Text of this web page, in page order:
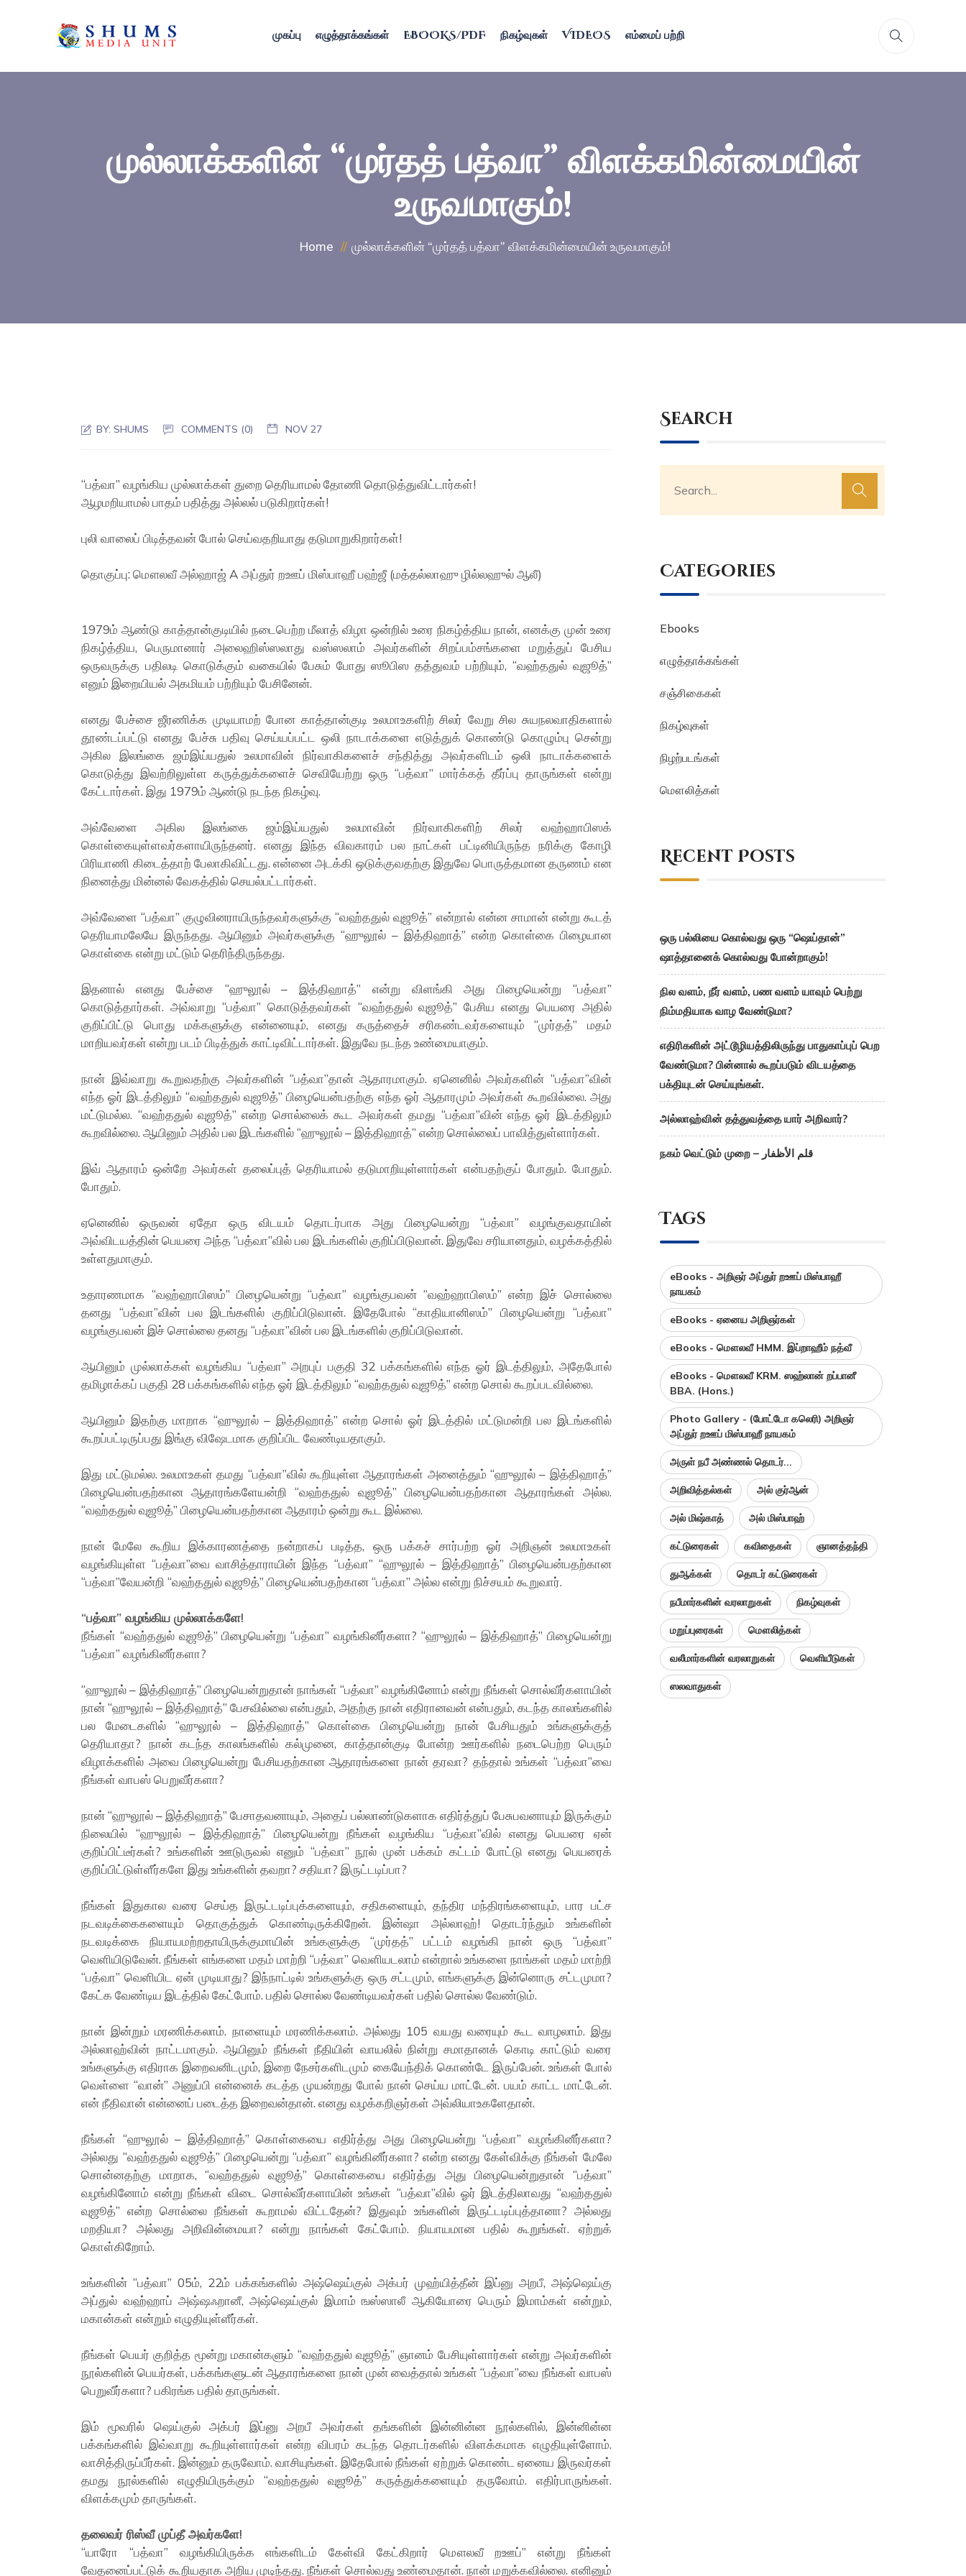
முகப்பு எழுத்தாக்கங்கள் EBOOKS/PDF நிகழ்வுகள் VIDEOS எம்மைப் பற்றி
முல்லாக்களின் “முர்தத் பத்வா” விளக்கமின்மையின்
உருவமாகும்!
Home முல்லாக்களின் “முர்தத் பத்வா” விளக்கமின்மையின் உருவமாகும்!
BY:SHUMS COMMENTS (0) NOV 27
“பத்வா” வழங்கிய முல்லாக்கள் துறை தெரியாமல் தோணி தொடுத்துவிட்டார்கள்!
ஆழமறியாமல் பாதம் பதித்து அல்லல் படுகிறார்கள்!
புலி வாலைப் பிடித்தவன் போல் செய்வதறியாது தடுமாறுகிறார்கள்!
தொகுப்பு: மௌலவீ அல்ஹாஜ் A அப்துர் றஊப் மிஸ்பாஹீ பஹ்ஜீ (மத்தல்லாஹு ழில்லஹுல் ஆலீ)
1979ம் ஆண்டு காத்தான்குடியில் நடைபெற்ற மீலாத் விழா ஒன்றில் உரை நிகழ்த்திய நான், எனக்கு முன் உரை
நிகழ்த்திய, பெருமானார் அலைஹிஸ்ஸலாது வஸ்ஸலாம் அவர்களின் சிறப்பம்சங்களை மறுத்துப் பேசிய
ஒருவருக்கு பதிலடி கொடுக்கும் வகையில் பேசும் போது ஸூபிஸ தத்துவம் பற்றியும், “வஹ்ததுல் வுஜூத்”
எனும் இறையியல் அகமியம் பற்றியும் பேசினேன்.
எனது பேச்சை ஜீரணிக்க முடியாமற் போன காத்தான்குடி உலமாஉகளிற் சிலர் வேறு சில சுயநலவாதிகளால்
தூண்டப்பட்டு எனது பேச்சு பதிவு செய்யப்பட்ட ஒலி நாடாக்களை எடுத்துக் கொண்டு கொழும்பு சென்று
அகில இலங்கை ஜம்இய்யதுல் உலமாவின் நிர்வாகிகளைச் சந்தித்து அவர்களிடம் ஒலி நாடாக்களைக்
கொடுத்து இவற்றிலுள்ள கருத்துக்களைச் செவியேற்று ஒரு “பத்வா” மார்க்கத் தீர்ப்பு தாருங்கள் என்று
கேட்டார்கள். இது 1979ம் ஆண்டு நடந்த நிகழ்வு.
அவ்வேளை அகில இலங்கை ஜம்இய்யதுல் உலமாவின் நிர்வாகிகளிற் சிலர் வஹ்ஹாபிஸக்
கொள்கையுள்ளவர்களாயிருந்தனர். எனது இந்த விவகாரம் பல நாட்கள் பட்டினியிருந்த நரிக்கு கோழி
பிரியாணி கிடைத்தாற் பேலாகிவிட்டது. என்னை அடக்கி ஒடுக்குவதற்கு இதுவே பொருத்தமான தருணம் என
நினைத்து மின்னல் வேகத்தில் செயல்பட்டார்கள்.
அவ்வேளை “பத்வா” குழுவினராயிருந்தவர்களுக்கு “வஹ்ததுல் வுஜூத்” என்றால் என்ன சாமான் என்று கூடத்
தெரியாமலேயே இருந்தது. ஆயினும் அவர்களுக்கு “ஹுலூல் – இத்திஹாத்” என்ற கொள்கை பிழையான
கொள்கை என்று மட்டும் தெரிந்திருந்தது.
இதனால் எனது பேச்சை “ஹுலூல் – இத்திஹாத்” என்று விளங்கி அது பிழையென்று “பத்வா”
கொடுத்தார்கள். அவ்வாறு “பத்வா” கொடுத்தவர்கள் “வஹ்ததுல் வுஜூத்” பேசிய எனது பெயரை அதில்
குறிப்பிட்டு பொது மக்களுக்கு என்னையும், எனது கருத்தைச் சரிகண்டவர்களையும் “முர்தத்” மதம்
மாறியவர்கள் என்று படம் பிடித்துக் காட்டிவிட்டார்கள். இதுவே நடந்த உண்மையாகும்.
நான் இவ்வாறு கூறுவதற்கு அவர்களின் “பத்வா”தான் ஆதாரமாகும். ஏனெனில் அவர்களின் “பத்வா”வின்
எந்த ஓர் இடத்திலும் “வஹ்ததுல் வுஜூத்” பிழையென்பதற்கு எந்த ஓர் ஆதாரமும் அவர்கள் கூறவில்லை. அது
மட்டுமல்ல. “வஹ்ததுல் வுஜூத்” என்ற சொல்லைக் கூட அவர்கள் தமது “பத்வா”வின் எந்த ஓர் இடத்திலும்
கூறவில்லை. ஆயினும் அதில் பல இடங்களில் “ஹுலூல் – இத்திஹாத்” என்ற சொல்லைப் பாவித்துள்ளார்கள்.
இவ் ஆதாரம் ஒன்றே அவர்கள் தலைப்புத் தெரியாமல் தடுமாறியுள்ளார்கள் என்பதற்குப் போதும். போதும்.
போதும்.
ஏனெனில் ஒருவன் ஏதோ ஒரு விடயம் தொடர்பாக அது பிழையென்று “பத்வா” வழங்குவதாயின்
அவ்விடயத்தின் பெயரை அந்த “பத்வா”வில் பல இடங்களில் குறிப்பிடுவான். இதுவே சரியானதும், வழக்கத்தில்
உள்ளதுமாகும்.
உதாரணமாக “வஹ்ஹாபிஸம்” பிழையென்று “பத்வா” வழங்குபவன் “வஹ்ஹாபிஸம்” என்ற இச் சொல்லை
தனது “பத்வா”வின் பல இடங்களில் குறிப்பிடுவான். இதேபோல் “காதியானிஸம்” பிழையென்று “பத்வா”
வழங்குபவன் இச் சொல்லை தனது “பத்வா”வின் பல இடங்களில் குறிப்பிடுவான்.
ஆயினும் முல்லாக்கள் வழங்கிய “பத்வா” அறபுப் பகுதி 32 பக்கங்களில் எந்த ஓர் இடத்திலும், அதேபோல்
தமிழாக்கப் பகுதி 28 பக்கங்களில் எந்த ஓர் இடத்திலும் “வஹ்ததுல் வுஜூத்” என்ற சொல் கூறப்படவில்லை.
ஆயினும் இதற்கு மாறாக “ஹுலூல் – இத்திஹாத்” என்ற சொல் ஓர் இடத்தில் மட்டுமன்றி பல இடங்களில்
கூறப்பட்டிருப்பது இங்கு விஷேடமாக குறிப்பிட வேண்டியதாகும்.
இது மட்டுமல்ல. உலமாஉகள் தமது “பத்வா”வில் கூறியுள்ள ஆதாரங்கள் அனைத்தும் “ஹுலூல் – இத்திஹாத்”
பிழையென்பதற்கான ஆதாரங்களேயன்றி “வஹ்ததுல் வுஜூத்” பிழையென்பதற்கான ஆதாரங்கள் அல்ல.
“வஹ்ததுல் வுஜூத்” பிழையென்பதற்கான ஆதாரம் ஒன்று கூட இல்லை.
நான் மேலே கூறிய இக்காரணத்தை நன்றாகப் படித்த, ஒரு பக்கச் சார்பற்ற ஓர் அறிஞன் உலமாஉகள்
வழங்கியுள்ள “பத்வா”வை வாசித்தாராயின் இந்த “பத்வா” “ஹுலூல் – இத்திஹாத்” பிழையென்பதற்கான
“பத்வா”வேயன்றி “வஹ்ததுல் வுஜூத்” பிழையென்பதற்கான “பத்வா” அல்ல என்று நிச்சயம் கூறுவார்.
“பத்வா” வழங்கிய முல்லாக்களே!
நீங்கள் “வஹ்ததுல் வுஜூத்” பிழையென்று “பத்வா” வழங்கினீர்களா? “ஹுலூல் – இத்திஹாத்” பிழையென்று
“பத்வா” வழங்கினீர்களா?
“ஹுலூல் – இத்திஹாத்” பிழையென்றுதான் நாங்கள் “பத்வா” வழங்கினோம் என்று நீங்கள் சொல்வீர்களாயின்
நான் “ஹுலூல் – இத்திஹாத்” பேசவில்லை என்பதும், அதற்கு நான் எதிரானவன் என்பதும், கடந்த காலங்களில்
பல மேடைகளில் “ஹுலூல் – இத்திஹாத்” கொள்கை பிழையென்று நான் பேசியதும் உங்களுக்குத்
தெரியாதா? நான் கடந்த காலங்களில் கல்முனை, காத்தான்குடி போன்ற ஊர்களில் நடைபெற்ற பெரும்
விழாக்களில் அவை பிழையென்று பேசியதற்கான ஆதாரங்களை நான் தரவா? தந்தால் உங்கள் “பத்வா”வை
நீங்கள் வாபஸ் பெறுவீர்களா?
நான் “ஹுலூல் – இத்திஹாத்” பேசாதவனாயும், அதைப் பல்லாண்டுகளாக எதிர்த்துப் பேசுபவனாயும் இருக்கும்
நிலையில் “ஹுலூல் – இத்திஹாத்” பிழையென்று நீங்கள் வழங்கிய “பத்வா”வில் எனது பெயரை ஏன்
குறிப்பிட்டீர்கள்? உங்களின் ஊடுருவல் எனும் “பத்வா” நூல் முன் பக்கம் கட்டம் போட்டு எனது பெயரைக்
குறிப்பிட்டுள்ளீர்களே இது உங்களின் தவறா? சதியா? இருட்டடிப்பா?
நீங்கள் இதுகால வரை செய்த இருட்டடிப்புக்களையும், சதிகளையும், தந்திர மந்திரங்களையும், பார பட்ச
நடவடிக்கைகளையும் தொகுத்துக் கொண்டிருக்கிறேன். இன்ஷா அல்லாஹ்! தொடர்ந்தும் உங்களின்
நடவடிக்கை நியாயமற்றதாயிருக்குமாயின் உங்களுக்கு “முர்தத்” பட்டம் வழங்கி நான் ஒரு “பத்வா”
வெளியிடுவேன். நீங்கள் எங்களை மதம் மாற்றி “பத்வா” வெளியடலாம் என்றால் உங்களை நாங்கள் மதம் மாற்றி
“பத்வா” வெளியிட ஏன் முடியாது? இந்நாட்டில் உங்களுக்கு ஒரு சட்டமும், எங்களுக்கு இன்னொரு சட்டமுமா?
கேட்க வேண்டிய இடத்தில் கேட்போம். பதில் சொல்ல வேண்டியவர்கள் பதில் சொல்ல வேண்டும்.
நான் இன்றும் மரணிக்கலாம். நாளையும் மரணிக்கலாம். அல்லது 105 வயது வரையும் கூட வாழலாம். இது
அல்லாஹ்வின் நாட்டமாகும். ஆயினும் நீங்கள் நீதியின் வாயலில் நின்று சமாதானக் கொடி காட்டும் வரை
உங்களுக்கு எதிராக இறைவனிடமும், இறை நேசர்களிடமும் கையேந்திக் கொண்டே இருப்பேன். உங்கள் போல்
வெள்ளை “வான்” அனுப்பி என்னைக் கடத்த முயன்றது போல் நான் செய்ய மாட்டேன். பயம் காட்ட மாட்டேன்.
என் நீதிவான் என்னைப் படைத்த இறைவன்தான். எனது வழக்கறிஞர்கள் அவ்லியாஉகளேதான்.
நீங்கள் “ஹுலூல் – இத்திஹாத்” கொள்கையை எதிர்த்து அது பிழையென்று “பத்வா” வழங்கினீர்களா?
அல்லது “வஹ்ததுல் வுஜூத்” பிழையென்று “பத்வா” வழங்கினீர்களா? என்ற எனது கேள்விக்கு நீங்கள் மேலே
சொன்னதற்கு மாறாக, “வஹ்ததுல் வுஜூத்” கொள்கையை எதிர்த்து அது பிழையென்றுதான் “பத்வா”
வழங்கினோம் என்று நீங்கள் விடை சொல்வீர்களாயின் உங்கள் “பத்வா”வில் ஓர் இடத்திலாவது “வஹ்ததுல்
வுஜூத்” என்ற சொல்லை நீங்கள் கூறாமல் விட்டதேன்? இதுவும் உங்களின் இருட்டடிப்புத்தானா? அல்லது
மறதியா? அல்லது அறிவின்மையா? என்று நாங்கள் கேட்போம். நியாயமான பதில் கூறுங்கள். ஏற்றுக்
கொள்கிறோம்.
உங்களின் “பத்வா” 05ம், 22ம் பக்கங்களில் அஷ்ஷெய்குல் அக்பர் முஹ்யித்தீன் இப்னு அறபீ, அஷ்ஷெய்கு
அப்துல் வஹ்ஹாப் அஷ்ஷஃறானீ, அஷ்ஷெய்குல் இமாம் ஙஸ்ஸாலீ ஆகியோரை பெரும் இமாம்கள் என்றும்,
மகான்கள் என்றும் எழுதியுள்ளீர்கள்.
நீங்கள் பெயர் குறித்த மூன்று மகான்களும் “வஹ்ததுல் வுஜூத்” ஞானம் பேசியுள்ளார்கள் என்று அவர்களின்
நூல்களின் பெயர்கள், பக்கங்களுடன் ஆதாரங்களை நான் முன் வைத்தால் உங்கள் “பத்வா”வை நீங்கள் வாபஸ்
பெறுவீர்களா? பகிரங்க பதில் தாருங்கள்.
இம் மூவரில் ஷெய்குல் அக்பர் இப்னு அறபீ அவர்கள் தங்களின் இன்னின்ன நூல்களில், இன்னின்ன
பக்கங்களில் இவ்வாறு கூறியுள்ளார்கள் என்ற விபரம் கடந்த தொடர்களில் விளக்கமாக எழுதியுள்ளோம்.
வாசித்திருப்பீர்கள். இன்னும் தருவோம். வாசியுங்கள். இதேபோல் நீங்கள் ஏற்றுக் கொண்ட ஏனைய இருவர்கள்
தமது நூல்களில் எழுதியிருக்கும் “வஹ்ததுல் வுஜூத்” கருத்துக்களையும் தருவோம். எதிர்பாருங்கள்.
விளக்கமும் தாருங்கள்.
தலைவர் ரிஸ்வீ முப்தீ அவர்களே!
“யாரோ “பத்வா” வழங்கியிருக்க எங்களிடம் கேள்வி கேட்கிறார் மௌலவீ றஊப்” என்று நீங்கள்
வேதனைப்பட்டுக் கூறியதாக அறிய முடிந்தது. நீங்கள் சொல்வது உண்மைதான். நான் மறுக்கவில்லை. எனினும்
Search
Categories
Ebooks
எழுத்தாக்கங்கள்
சஞ்சிகைகள்
நிகழ்வுகள்
நிழற்படங்கள்
மௌலித்கள்
Recent Posts
ஒரு பல்லியை கொல்வது ஒரு “ஷெய்தான்”
ஷாத்தானைக் கொல்வது போன்றாகும்!
நில வளம், நீர் வளம், பண வளம் யாவும் பெற்று
நிம்மதியாக வாழ வேண்டுமா?
எதிரிகளின் அட்டூழியத்திலிருந்து பாதுகாப்புப் பெற
வேண்டுமா? பின்னால் கூறப்படும் விடயத்தை
பக்தியுடன் செய்யுங்கள்.
அல்லாஹ்வின் தத்துவத்தை யார் அறிவார்?
நகம் வெட்டும் முறை – قلم الأظفار
Tags
eBooks - அறிஞர் அப்துர் றஊப் மிஸ்பாஹீ
நாயகம்
eBooks - ஏனைய அறிஞர்கள்
eBooks - மௌலவீ HMM. இப்றாஹீம் நத்வீ
eBooks - மௌலவீ KRM. ஸஹ்லான் றப்பானீ
BBA. (Hons.)
Photo Gallery - (போட்டோ கலெரி) அறிஞர்
அப்துர் றஊப் மிஸ்பாஹீ நாயகம்
அருள் நபீ அண்ணல் தொடர்...
அறிவித்தல்கள் அல் குர்ஆன்
அல் மிஷ்காத் அல் மிஸ்பாஹ்
கட்டுரைகள் கவிதைகள் ஞானத்தந்தி
துஆக்கள் தொடர் கட்டுரைகள்
நபீமார்களின் வரலாறுகள் நிகழ்வுகள்
மறுப்புரைகள் மௌலித்கள்
வலீமார்களின் வரலாறுகள் வெளியீடுகள்
ஸலவாதுகள்